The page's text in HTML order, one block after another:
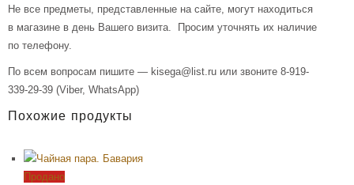
Не все предметы, представленные на сайте, могут находиться
в магазине в день Вашего визита. Просим уточнять их наличие
по телефону.
По всем вопросам пишите — kisega@list.ru или звоните 8-919-
339-29-39 (Viber, WhatsApp)
Похожие продукты
Продано